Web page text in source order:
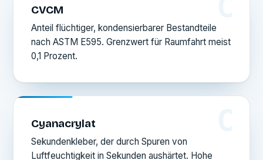
CVCM
Anteil flüchtiger, kondensierbarer Bestandteile
nach ASTM E595. Grenzwert für Raumfahrt meist
0,1 Prozent.
Cyanacrylat
Sekundenkleber, der durch Spuren von
Luftfeuchtigkeit in Sekunden aushärtet. Hohe